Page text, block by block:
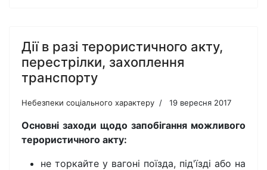
Дії в разі терористичного акту,
перестрілки, захоплення
транспорту
Небезпеки соціального характеру 19 вересня 2017
Основні заходи щодо запобігання можливого
терористичного акту:
не торкайте у вагоні поїзда, під'їзді або на